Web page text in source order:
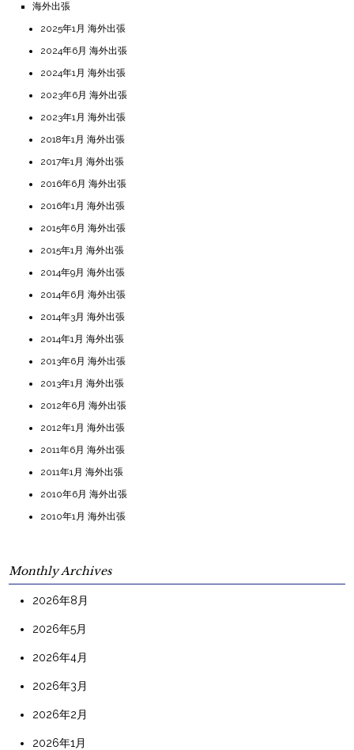
海外出張
2025年1月 海外出張
2024年6月 海外出張
2024年1月 海外出張
2023年6月 海外出張
2023年1月 海外出張
2018年1月 海外出張
2017年1月 海外出張
2016年6月 海外出張
2016年1月 海外出張
2015年6月 海外出張
2015年1月 海外出張
2014年9月 海外出張
2014年6月 海外出張
2014年3月 海外出張
2014年1月 海外出張
2013年6月 海外出張
2013年1月 海外出張
2012年6月 海外出張
2012年1月 海外出張
2011年6月 海外出張
2011年1月 海外出張
2010年6月 海外出張
2010年1月 海外出張
Monthly Archives
2026年8月
2026年5月
2026年4月
2026年3月
2026年2月
2026年1月